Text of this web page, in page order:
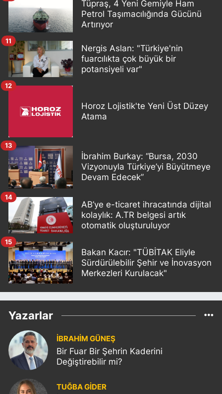
Tüpraş, 4 Yeni Gemiyle Ham
Petrol Taşımacılığında Gücünü
Artırıyor
Nergis Aslan: "Türkiye'nin
fuarcılıkta çok büyük bir
potansiyeli var"
11
Horoz Lojistik'te Yeni Üst Düzey
Atama
12
İbrahim Burkay: “Bursa, 2030
Vizyonuyla Türkiye’yi Büyütmeye
Devam Edecek”
13
AB’ye e-ticaret ihracatında dijital
kolaylık: A.TR belgesi artık
otomatik oluşturuluyor
14
Bakan Kacır: "TÜBİTAK Eliyle
Sürdürülebilir Şehir ve İnovasyon
Merkezleri Kurulacak"
15
Yazarlar
İBRAHİM GÜNEŞ
Bir Fuar Bir Şehrin Kaderini
Değiştirebilir mi?
TUĞBA GİDER